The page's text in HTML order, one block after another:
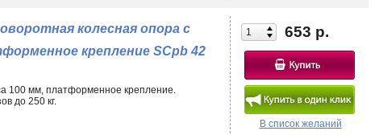
653 р.
В список желаний
колесная опора с
крепление SCpb 42
100 мм, платформенное крепление.
до 250 кг.